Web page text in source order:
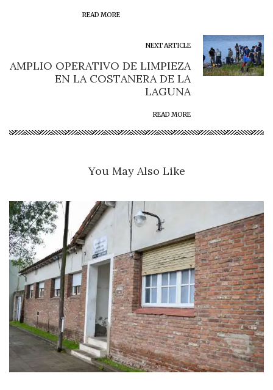
READ MORE
NEXT ARTICLE
AMPLIO OPERATIVO DE LIMPIEZA
EN LA COSTANERA DE LA
LAGUNA
READ MORE
You May Also Like